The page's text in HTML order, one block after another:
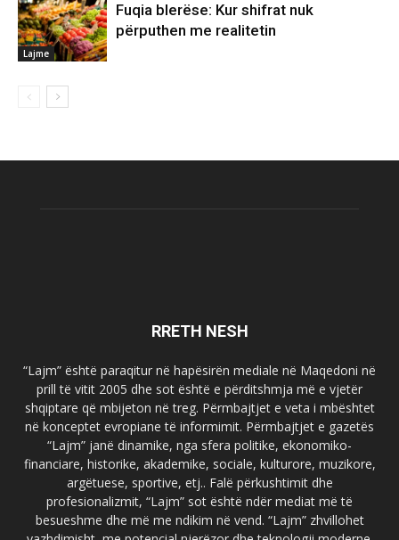
Lajme
Fuqia blerëse: Kur shifrat nuk
përputhen me realitetin
RRETH NESH
“Lajm” është paraqitur në hapësirën mediale në Maqedoni në
prill të vitit 2005 dhe sot është e përditshmja më e vjetër
shqiptare që mbijeton në treg. Përmbajtjet e veta i mbështet
në konceptet evropiane të informimit. Përmbajtjet e gazetës
“Lajm” janë dinamike, nga sfera politike, ekonomiko-
financiare, historike, akademike, sociale, kulturore, muzikore,
argëtuese, sportive, etj.. Falë përkushtimit dhe
profesionalizmit, “Lajm” sot është ndër mediat më të
besueshme dhe më me ndikim në vend. “Lajm” zhvillohet